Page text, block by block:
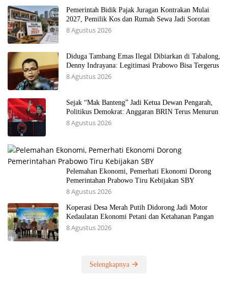
Pemerintah Bidik Pajak Juragan Kontrakan Mulai
2027, Pemilik Kos dan Rumah Sewa Jadi Sorotan
8 Agustus 2026
Diduga Tambang Emas Ilegal Dibiarkan di Tabalong,
Denny Indrayana: Legitimasi Prabowo Bisa Tergerus
8 Agustus 2026
Sejak “Mak Banteng” Jadi Ketua Dewan Pengarah,
Politikus Demokrat: Anggaran BRIN Terus Menurun
8 Agustus 2026
Pelemahan Ekonomi, Pemerhati Ekonomi Dorong
Pemerintahan Prabowo Tiru Kebijakan SBY
8 Agustus 2026
Koperasi Desa Merah Putih Didorong Jadi Motor
Kedaulatan Ekonomi Petani dan Ketahanan Pangan
8 Agustus 2026
Selengkapnya